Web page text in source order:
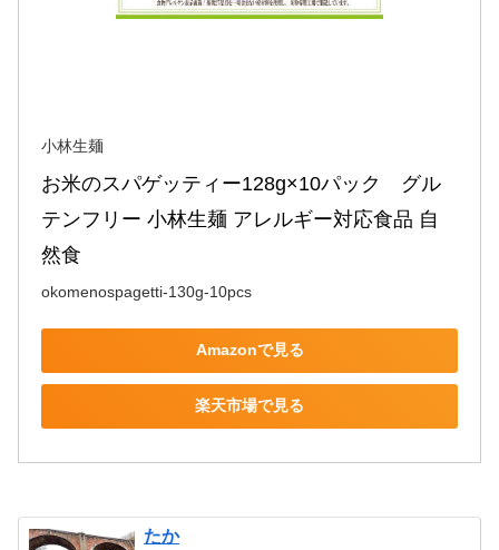
小林生麺
お米のスパゲッティー128g×10パック　グル
テンフリー 小林生麺 アレルギー対応食品 自
然食
okomenospagetti-130g-10pcs
Amazonで見る
楽天市場で見る
たか